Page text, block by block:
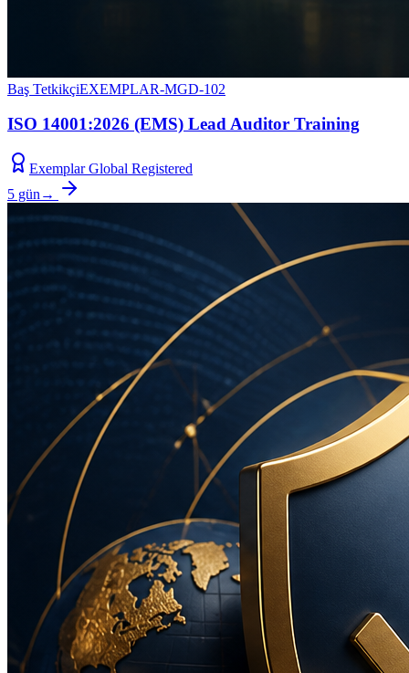
Baş TetkikçiEXEMPLAR-MGD-102
ISO 14001:2026 (EMS) Lead Auditor Training
Exemplar Global Registered
5 gün →